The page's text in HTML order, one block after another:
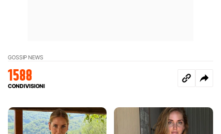
GOSSIP NEWS
1588
CONDIVISIONI